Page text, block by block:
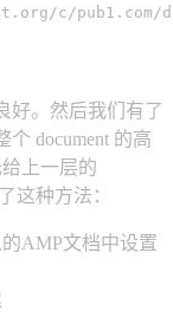
c/pub1.com/
好。然后我们有了
document 的高
上一层的
这种方法：
AMP文档中设置